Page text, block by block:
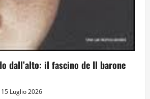
dall’alto: il fascino de Il barone
15 Luglio 2026